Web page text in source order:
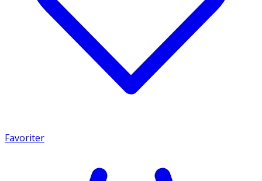
Favoriter